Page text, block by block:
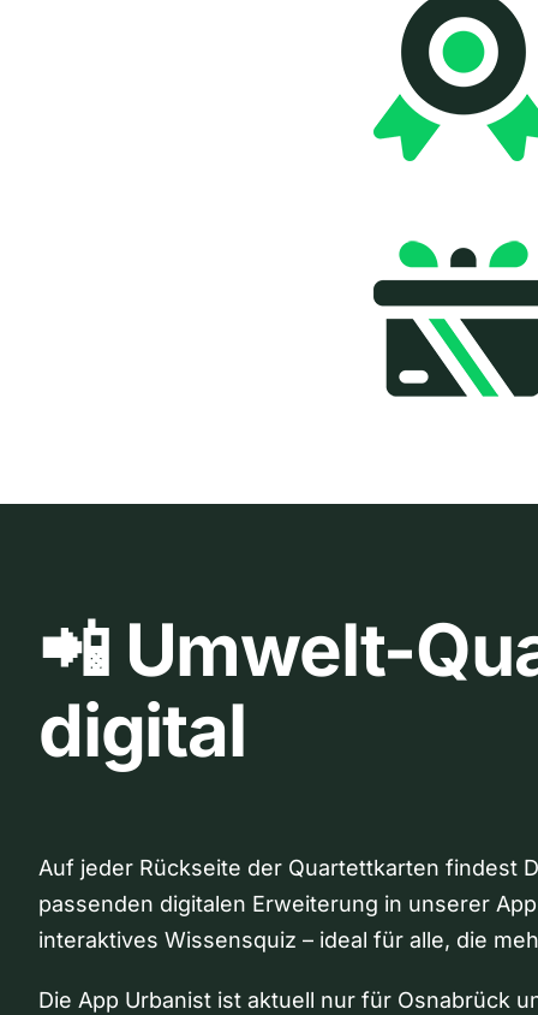
📲 Umwelt-
digital
Auf jeder Rückseite der Quartettkarten findest
passenden digitalen Erweiterung in unserer
interaktives Wissensquiz – ideal für alle, die
Die App Urbanist ist aktuell nur für Osnabrück